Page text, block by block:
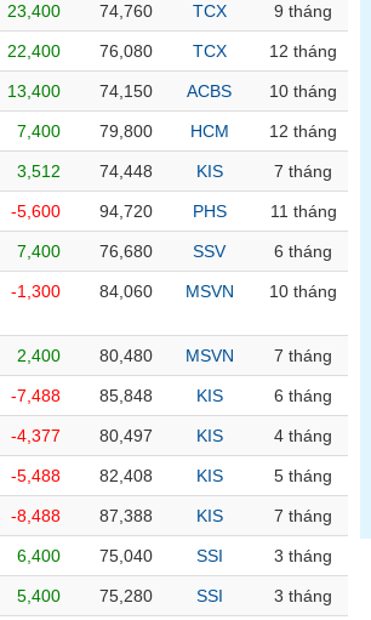
23,400 74,760 TCX 9 tháng
22,400 76,080 TCX 12 tháng
13,400 74,150 ACBS 10 tháng
7,400 79,800 HCM 12 tháng
3,512 74,448 KIS 7 tháng
-5,600 94,720 PHS 11 tháng
7,400 76,680 SSV 6 tháng
-1,300 84,060 MSVN 10 tháng
2,400 80,480 MSVN 7 tháng
-7,488 85,848 KIS 6 tháng
-4,377 80,497 KIS 4 tháng
-5,488 82,408 KIS 5 tháng
-8,488 87,388 KIS 7 tháng
6,400 75,040 SSI 3 tháng
5,400 75,280 SSI 3 tháng